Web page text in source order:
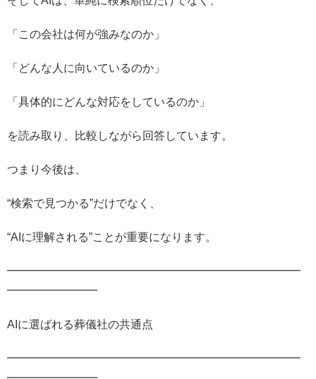
「この会社は何が強みなのか」
「どんな人に向いているのか」
「具体的にどんな対応をしているのか」
を読み取り、比較しながら回答しています。
つまり今後は、
“検索で見つかる”だけでなく、
“AIに理解される”ことが重要になります。
━━━━━━━━━━━━━━━━━━━━━━━━━━
━━━━━━━━
AIに選ばれる葬儀社の共通点
━━━━━━━━━━━━━━━━━━━━━━━━━━